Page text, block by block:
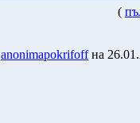
(
anonimapokrifoffна